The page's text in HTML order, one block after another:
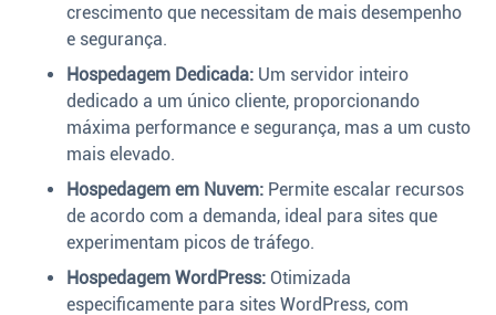
crescimento que necessitam de mais desempenho
e segurança.
Hospedagem Dedicada: Um servidor inteiro
dedicado a um único cliente, proporcionando
máxima performance e segurança, mas a um custo
mais elevado.
Hospedagem em Nuvem: Permite escalar recursos
de acordo com a demanda, ideal para sites que
experimentam picos de tráfego.
Hospedagem WordPress: Otimizada
especificamente para sites WordPress, com